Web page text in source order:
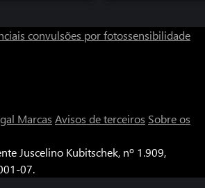
convulsões por fotossensibilidade
Marcas Avisos de terceiros Sobre os
Juscelino Kubitschek, nº 1.909,
07.